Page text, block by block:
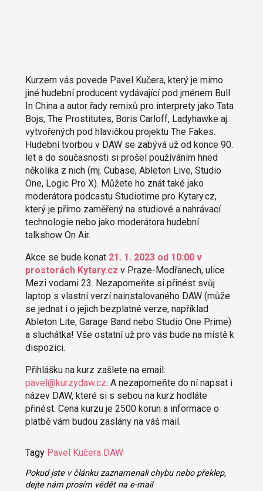
Kurzem vás povede Pavel Kučera, který je mimo
jiné hudební producent vydávající pod jménem Bull
In China a autor řady remixů pro interprety jako Tata
Bojs, The Prostitutes, Boris Carloff, Ladyhawke aj.
vytvořených pod hlavičkou projektu The Fakes.
Hudební tvorbou v DAW se zabývá už od konce 90.
let a do současnosti si prošel používáním hned
několika z nich (mj. Cubase, Ableton Live, Studio
One, Logic Pro X). Můžete ho znát také jako
moderátora podcastu Studiotime pro Kytary.cz,
který je přímo zaměřený na studiové a nahrávací
technologie nebo jako moderátora hudební
talkshow On Air.
Akce se bude konat 21. 1. 2023 od 10:00 v
prostorách Kytary.cz v Praze-Modřanech, ulice
Mezi vodami 23. Nezapomeňte si přinést svůj
laptop s vlastní verzí nainstalovaného DAW (může
se jednat i o jejich bezplatné verze, například
Ableton Lite, Garage Band nebo Studio One Prime)
a sluchátka! Vše ostatní už pro vás bude na místě k
dispozici.
Přihlášku na kurz zašlete na email:
pavel@kurzydaw.cz. A nezapomeňte do ní napsat i
název DAW, které si s sebou na kurz hodláte
přinést. Cena kurzu je 2500 korun a informace o
platbě vám budou zaslány na váš mail.
Tagy Pavel Kučera DAW
Pokud jste v článku zaznamenali chybu nebo překlep,
dejte nám prosím vědět na e-mail